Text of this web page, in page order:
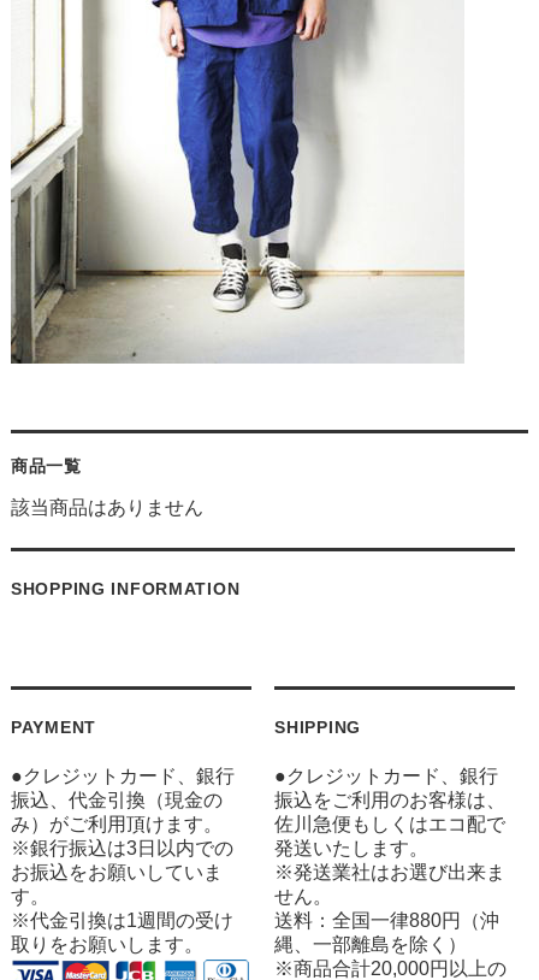
商品一覧
該当商品はありません
SHOPPING INFORMATION
PAYMENT
●クレジットカード、銀行
振込、代金引換（現金の
み）がご利用頂けます。
※銀行振込は3日以内での
お振込をお願いしていま
す。
※代金引換は1週間の受け
取りをお願いします。
SHIPPING
●クレジットカード、銀行
振込をご利用のお客様は、
佐川急便もしくはエコ配で
発送いたします。
※発送業社はお選び出来ま
せん。
送料：全国一律880円（沖
縄、一部離島を除く）
※商品合計20,000円以上の